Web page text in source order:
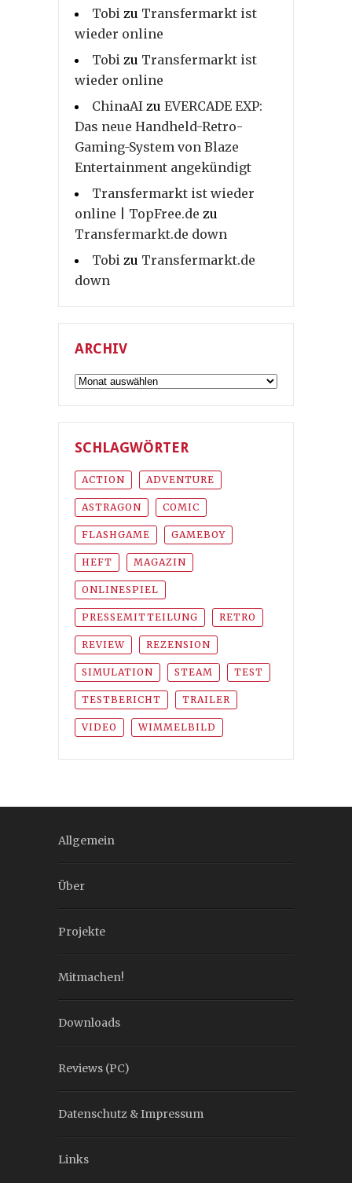
Tobi zu Transfermarkt ist
wieder online
Tobi zu Transfermarkt ist
wieder online
ChinaAI zu EVERCADE EXP:
Das neue Handheld-Retro-
Gaming-System von Blaze
Entertainment angekündigt
Transfermarkt ist wieder
online | TopFree.de zu
Transfermarkt.de down
Tobi zu Transfermarkt.de
down
ARCHIV
Archiv
SCHLAGWÖRTER
ACTION ADVENTURE
ASTRAGON COMIC
FLASHGAME GAMEBOY
HEFT MAGAZIN
ONLINESPIEL
PRESSEMITTEILUNG RETRO
REVIEW REZENSION
SIMULATION STEAM TEST
TESTBERICHT TRAILER
VIDEO WIMMELBILD
Allgemein
Über
Projekte
Mitmachen!
Downloads
Reviews (PC)
Datenschutz & Impressum
Links